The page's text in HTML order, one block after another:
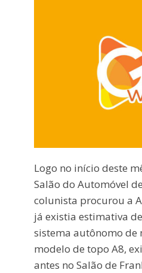
Logo no início deste
Salão do Automóvel
colunista procurou a
já existia estimativa
sistema autônomo de
modelo de topo A8,
antes no Salão de